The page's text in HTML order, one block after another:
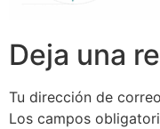
Deja una
Tu dirección de
Los campos